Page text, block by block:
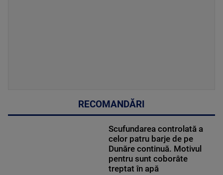
RECOMANDĂRI
Scufundarea controlată a
celor patru barje de pe
Dunăre continuă. Motivul
pentru sunt coborâte
treptat în apă